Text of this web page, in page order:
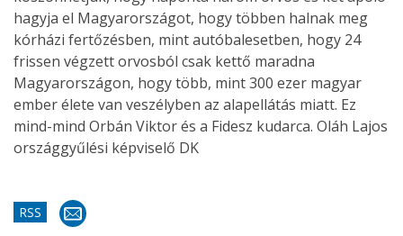
hagyja el Magyarországot, hogy többen halnak meg
kórházi fertőzésben, mint autóbalesetben, hogy 24
frissen végzett orvosból csak kettő maradna
Magyarországon, hogy több, mint 300 ezer magyar
ember élete van veszélyben az alapellátás miatt. Ez
mind-mind Orbán Viktor és a Fidesz kudarca. Oláh Lajos
országgyűlési képviselő DK
RSS